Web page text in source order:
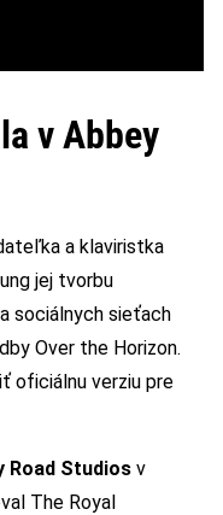
v Abbey
a klaviristka
jej tvorbu
sociálnych sieťach
Over the Horizon.
oficiálnu verziu pre
Road Studios v
The Royal